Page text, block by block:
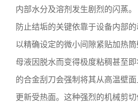
内部水分及溶剂发生剧烈的闪蒸。
防止结垢的关键依靠于设备内部
以精确设定的微小间隙紧贴加热
母液因脱水而变得极度粘稠甚至
的合金刮刀会强制将其从高温壁
更新受热面。这种强烈的机械剪